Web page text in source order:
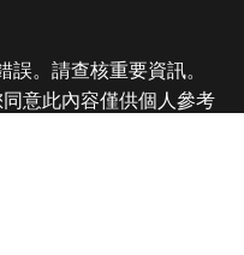
。請查核重要資訊。
意此內容僅供個人參考